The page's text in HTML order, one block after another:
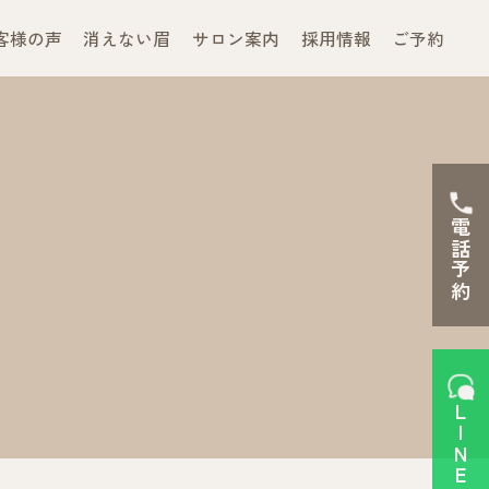
様の声 消えない眉 サロン案内 採用情報 ご予約
電話予約